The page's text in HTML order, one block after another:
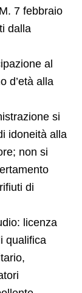
7 febbraio
dalla
al
d’età alla
si
idoneità alla
non si
di
licenza
qualifica